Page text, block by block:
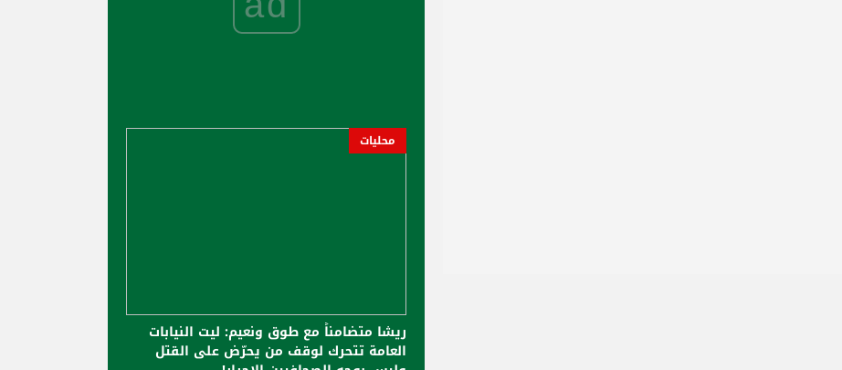
محليات
ريشا متضامناً مع طوق ونعيم: ليت النيابات
العامة تتحرك لوقف من يحرّض على القتل